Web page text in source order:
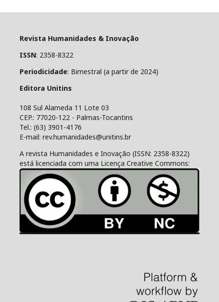
Revista Humanidades & Inovação
ISSN: 2358-8322
Periodicidade: Bimestral (a partir de 2024)
Editora Unitins
108 Sul Alameda 11 Lote 03
CEP.: 77020-122 - Palmas-Tocantins
Tel.: (63) 3901-4176
E-mail: rev.humanidades@unitins.br
A revista Humanidades e Inovação (ISSN: 2358-8322)
está licenciada com uma Licença Creative Commons: